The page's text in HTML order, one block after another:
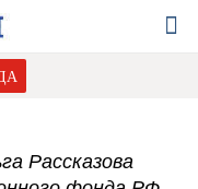
Рассказова